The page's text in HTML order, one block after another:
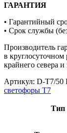
ГАРАНТИЯ
• Гарантийный
• Срок службы
Производитель
в
крайнего севера и
Артикул: D-T7/50
светофоры Т7
Тип